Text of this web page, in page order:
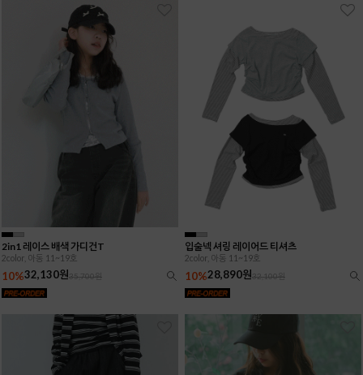
2in1 레이스 배색 가디건T
2color, 아동 11~19호
10%32,130원35,700원
입술넥 셔링 레이어드 티셔츠
2color, 아동 11~19호
10%28,890원32,100원